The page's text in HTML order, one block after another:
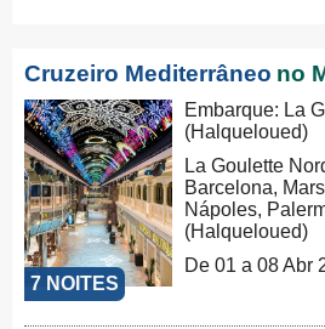
Cruzeiro Mediterrâneo no
7 NOITES
Embarque: La
(Halqueloued)
La Goulette
Barcelona,
Nápoles,
(Halqueloued)
De 01 a 08 Abr